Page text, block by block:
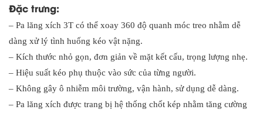
Đặc trưng:
– Pa lăng xích 3T có thể xoay 360 độ quanh móc treo nhằm dễ
dàng xử lý tình huống kéo vật nặng.
– Kích thước nhỏ gọn, đơn giản về mặt kết cấu, trọng lượng nhẹ.
– Hiệu suất kéo phụ thuộc vào sức của từng người.
– Không gây ô nhiễm môi trường, vận hành, sử dụng dễ dàng.
– Pa lăng xích được trang bị hệ thống chốt kép nhằm tăng cường